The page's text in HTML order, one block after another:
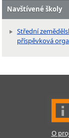
Navštívené školy
Střední
příspěvková
O